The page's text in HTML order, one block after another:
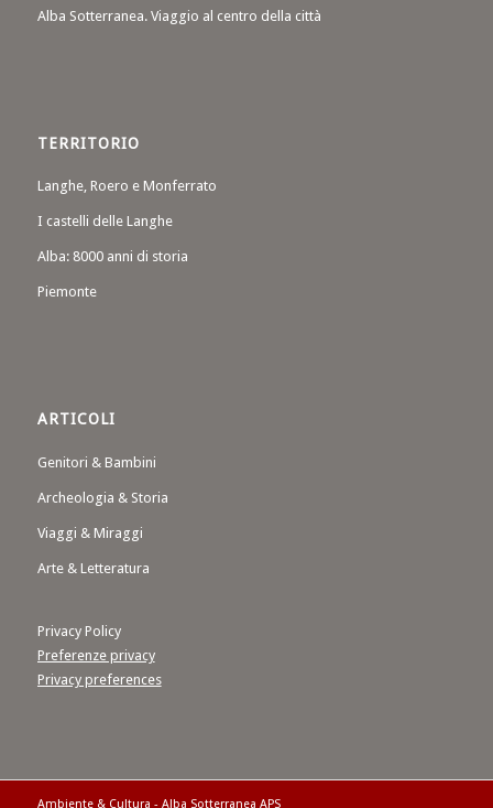
Alba Sotterranea. Viaggio al centro della città
TERRITORIO
Langhe, Roero e Monferrato
I castelli delle Langhe
Alba: 8000 anni di storia
Piemonte
ARTICOLI
Genitori & Bambini
Archeologia & Storia
Viaggi & Miraggi
Arte & Letteratura
Privacy Policy
Preferenze privacy
Privacy preferences
Ambiente & Cultura - Alba Sotterranea APS